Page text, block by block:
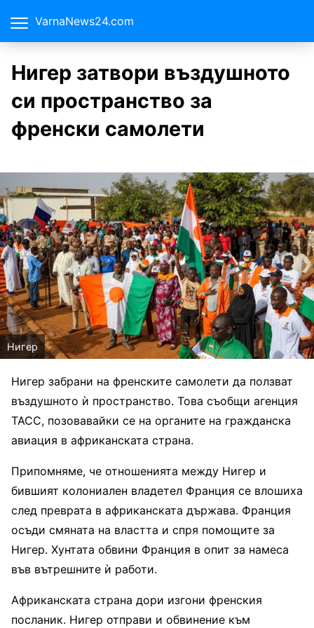
VarnaNews24.com
Нигер затвори въздушното
си пространство за
френски самолети
Нигер
Нигер забрани на френските самолети да ползват
въздушното ѝ пространство. Това съобщи агенция
ТАСС, позовавайки се на органите на гражданска
авиация в африканската страна.
Припомняме, че отношенията между Нигер и
бившият колониален владетел Франция се влошиха
след преврата в африканската държава. Франция
осъди смяната на властта и спря помощите за
Нигер. Хунтата обвини Франция в опит за намеса
във вътрешните ѝ работи.
Африканската страна дори изгони френския
посланик. Нигер отправи и обвинение към